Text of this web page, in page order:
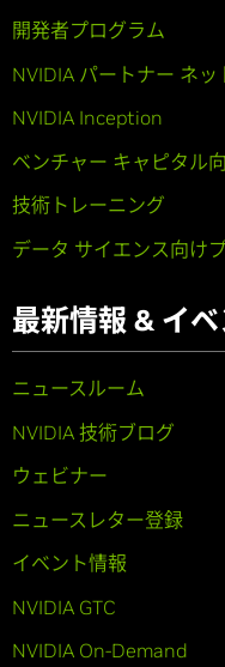
開発者プログラム
NVIDIA パートナー ネッ
NVIDIA Inception
ベンチャー キャピタル
技術トレーニング
データ サイエンス向け
最新情報 & イベ
ニュースルーム
NVIDIA 技術ブログ
ウェビナー
ニュースレター登録
イベント情報
NVIDIA GTC
NVIDIA On-Demand